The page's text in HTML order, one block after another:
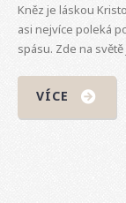
Kněz je láskou
asi nejvíce poleká
spásu. Zde na
VÍCE